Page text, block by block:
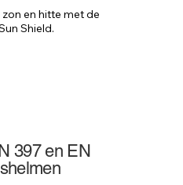
en hitte met de
Shield.
397 en EN